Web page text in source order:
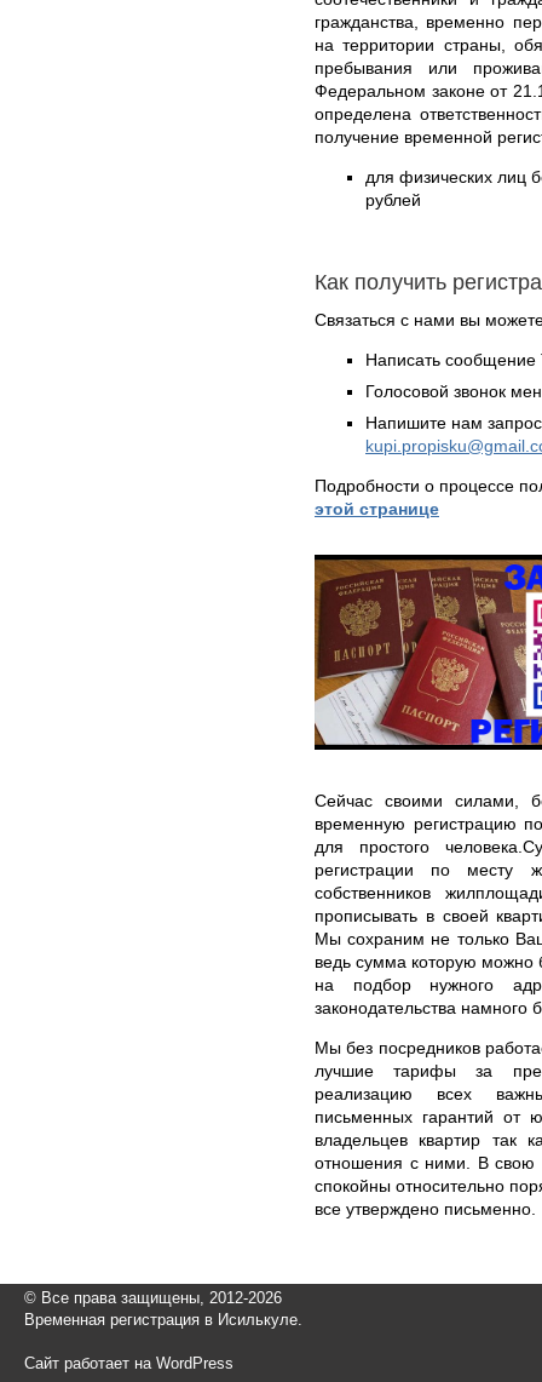
гражданства, временно
на территории страны,
пребывания или
Федеральном законе от
определена
получение временной
для физических лиц
рублей
Как получить
Связаться с нами вы
Написать
Голосовой звонок
Напишите нам
Подробности о процессе
этой странице
Сейчас своими силами,
временную регистрацию
для простого
регистрации по месту
собственников
прописывать в своей
Мы сохраним не только
ведь сумма которую можно
на подбор нужного
законодательства намного
Мы без посредников
лучшие тарифы за
реализацию всех
письменных гарантий от
владельцев квартир так
отношения с ними. В свою
спокойны относительно
все утверждено письменно.
© Все права защищены, 2012-2026
Временная регистрация в Исилькуле.
Сайт работает на WordPress